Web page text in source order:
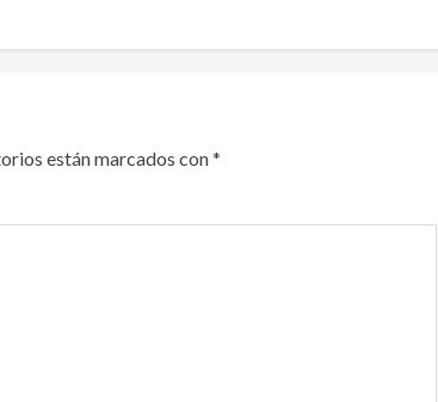
están marcados con*